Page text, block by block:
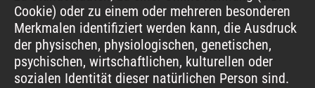
Cookie) oder zu einem oder mehreren besonderen
Merkmalen identifiziert werden kann, die Ausdruck
der physischen, physiologischen, genetischen,
psychischen, wirtschaftlichen, kulturellen oder
sozialen Identität dieser natürlichen Person sind.